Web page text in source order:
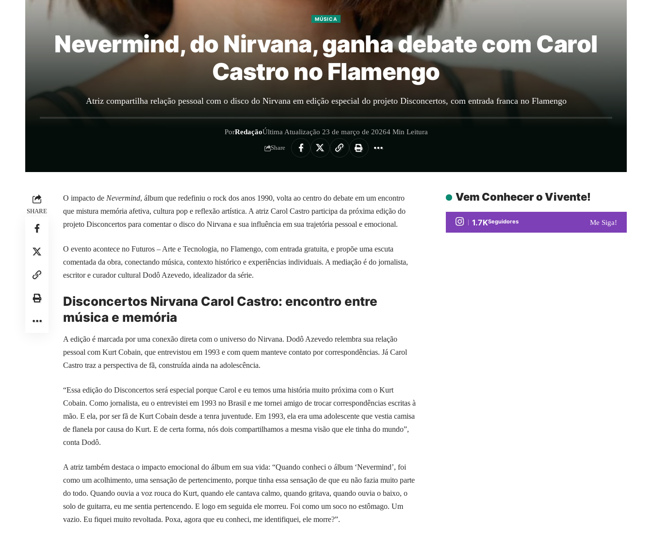
MÚSICA
Nevermind, do Nirvana, ganha debate com Carol
Castro no Flamengo
Atriz compartilha relação pessoal com o disco do Nirvana em edição especial do projeto Disconcertos, com entrada franca no Flamengo
PorRedaçãoÚltima Atualização 23 de março de 20264 Min Leitura
Share
SHARE
O impacto de Nevermind, álbum que redefiniu o rock dos anos 1990, volta ao centro do debate em um encontro
que mistura memória afetiva, cultura pop e reflexão artística. A atriz Carol Castro participa da próxima edição do
projeto Disconcertos para comentar o disco do Nirvana e sua influência em sua trajetória pessoal e emocional.
O evento acontece no Futuros – Arte e Tecnologia, no Flamengo, com entrada gratuita, e propõe uma escuta
comentada da obra, conectando música, contexto histórico e experiências individuais. A mediação é do jornalista,
escritor e curador cultural Dodô Azevedo, idealizador da série.
Disconcertos Nirvana Carol Castro: encontro entre
música e memória
A edição é marcada por uma conexão direta com o universo do Nirvana. Dodô Azevedo relembra sua relação
pessoal com Kurt Cobain, que entrevistou em 1993 e com quem manteve contato por correspondências. Já Carol
Castro traz a perspectiva de fã, construída ainda na adolescência.
“Essa edição do Disconcertos será especial porque Carol e eu temos uma história muito próxima com o Kurt
Cobain. Como jornalista, eu o entrevistei em 1993 no Brasil e me tornei amigo de trocar correspondências escritas à
mão. E ela, por ser fã de Kurt Cobain desde a tenra juventude. Em 1993, ela era uma adolescente que vestia camisa
de flanela por causa do Kurt. E de certa forma, nós dois compartilhamos a mesma visão que ele tinha do mundo”,
conta Dodô.
A atriz também destaca o impacto emocional do álbum em sua vida: “Quando conheci o álbum ‘Nevermind’, foi
como um acolhimento, uma sensação de pertencimento, porque tinha essa sensação de que eu não fazia muito parte
do todo. Quando ouvia a voz rouca do Kurt, quando ele cantava calmo, quando gritava, quando ouvia o baixo, o
solo de guitarra, eu me sentia pertencendo. E logo em seguida ele morreu. Foi como um soco no estômago. Um
vazio. Eu fiquei muito revoltada. Poxa, agora que eu conheci, me identifiquei, ele morre?”.
Vem Conhecer o Vivente!
1.7KSeguidores Me Siga!